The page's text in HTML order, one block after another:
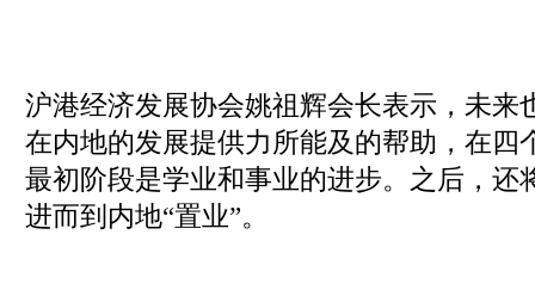
沪港经济发展协会姚祖辉会长表示，未来
在内地的发展提供力所能及的帮助，在四
最初阶段是学业和事业的进步。之后，还
进而到内地“置业”。